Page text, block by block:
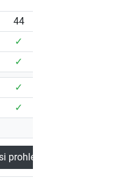
44
✓
✓
✓
✓
prohlédnout